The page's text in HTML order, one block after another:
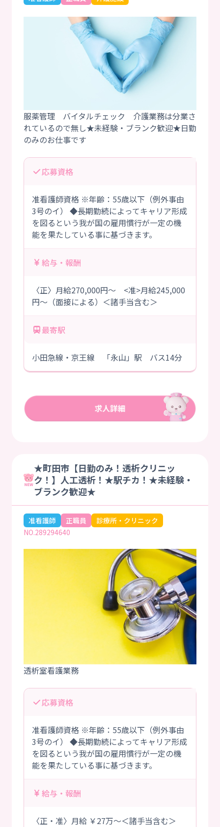
服薬管理 バイタルチェック 介護業務は分業さ
れているので無し★未経験・ブランク歓迎★日勤
応募資格
准看護師資格 ※年齢：55歳以下（例外事由
3号のイ） ◆長期勤続によってキャリア形成
を図るという我が国の雇用慣行が一定の機
能を果たしている事に基づきます。
給与・報酬
〈正〉月給270,000円～ <准>月給245,000
円～（面接による）＜諸手当含む＞
最寄駅
小田急線・京王線 「永山」駅 バス14分
★町田市【日勤のみ！透析クリニッ
ク！】人工透析！★駅チカ！★未経験・
ブランク歓迎★
准看護師 正職員
診療所・クリニック
NO.289294640
応募資格
准看護師資格 ※年齢：55歳以下（例外事由
3号のイ） ◆長期勤続によってキャリア形成
を図るという我が国の雇用慣行が一定の機
能を果たしている事に基づきます。
給与・報酬
〈正・准〉月給 ￥27万～＜諸手当含む＞